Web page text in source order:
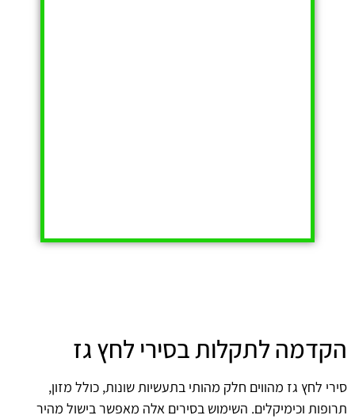
הקדמה לתקלות בסירי לחץ גז
סירי לחץ גז מהווים חלק מהותי בתעשיות שונות, כולל מזון,
תרופות וכימיקלים. השימוש בסירים אלה מאפשר בישול מהיר